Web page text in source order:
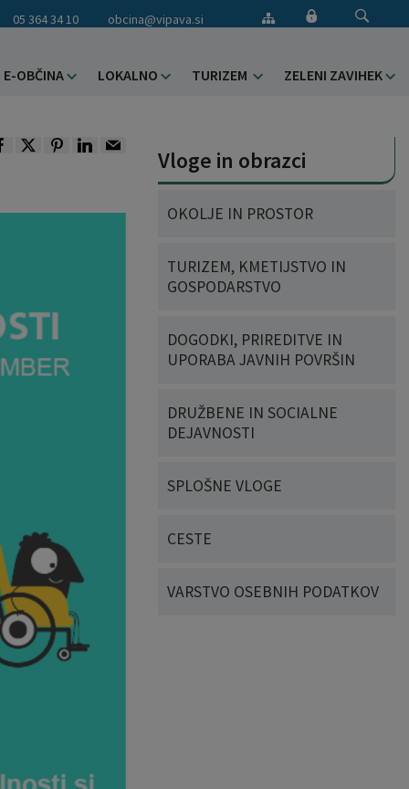
05 364 34 10 obcina@vipava.si
E-OBČINA LOKALNO TURIZEM ZELENI ZAVIHEK
Vloge in obrazci
OKOLJE IN PROSTOR
TURIZEM, KMETIJSTVO IN
GOSPODARSTVO
DOGODKI, PRIREDITVE IN
UPORABA JAVNIH POVRŠIN
DRUŽBENE IN SOCIALNE
DEJAVNOSTI
SPLOŠNE VLOGE
CESTE
VARSTVO OSEBNIH PODATKOV